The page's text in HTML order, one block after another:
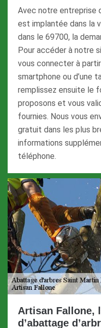
Avec notre entreprise
est implantée dans la
dans le 69700, la
Pour accéder à notre
vous connecter à partir
smartphone ou d’une
remplissez ensuite le
proposons et vous
fournies. Nous vous
gratuit dans les plus
informations
téléphone.
Artisan Fallone,
d’abattage